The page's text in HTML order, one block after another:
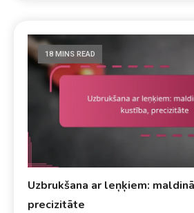
18 MINS READ
Uzbrukšana ar leņķiem:
precizitāte